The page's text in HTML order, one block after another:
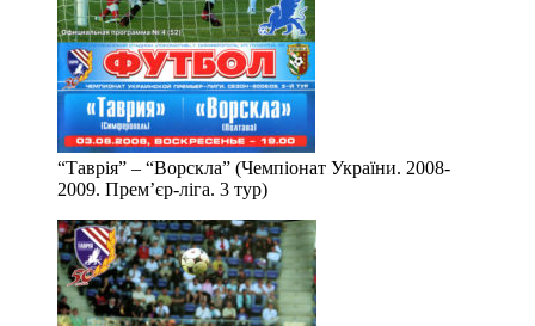
“Таврія” – “Ворскла” (Чемпіонат України. 2008-
2009. Прем’єр-ліга. 3 тур)